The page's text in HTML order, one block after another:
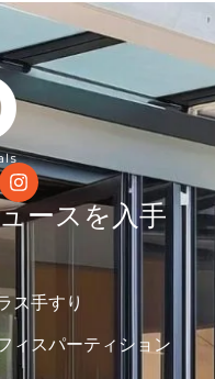
ースを入手
ス手すり
ィスパーティション